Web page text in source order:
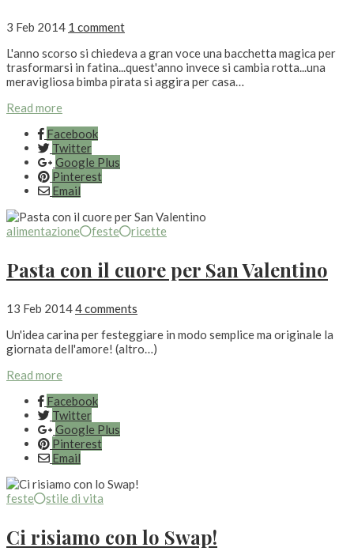
3 Feb 2014 1 comment
L'anno scorso si chiedeva a gran voce una bacchetta magica per
trasformarsi in fatina...quest'anno invece si cambia rotta...una
meravigliosa bimba pirata si aggira per casa…
Read more
Facebook
Twitter
Google Plus
Pinterest
Email
alimentazione feste ricette
Pasta con il cuore per San Valentino
13 Feb 20144 comments
Un'idea carina per festeggiare in modo semplice ma originale la
giornata dell'amore! (altro…)
Read more
Facebook
Twitter
Google Plus
Pinterest
Email
feste stile di vita
Ci risiamo con lo Swap!